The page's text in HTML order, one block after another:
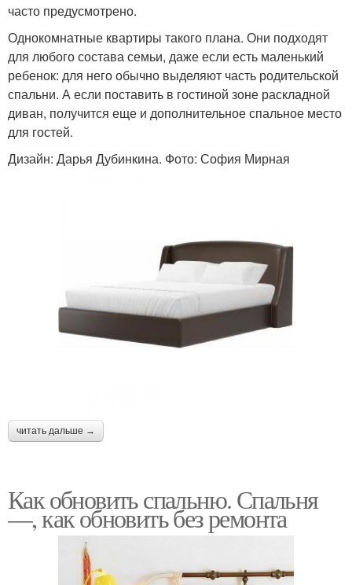
часто предусмотрено.
Однокомнатные квартиры такого плана. Они подходят
для любого состава семьи, даже если есть маленький
ребенок: для него обычно выделяют часть родительской
спальни. А если поставить в гостиной зоне раскладной
диван, получится еще и дополнительное спальное место
для гостей.
Дизайн: Дарья Дубинкина. Фото: София Мирная
читать дальше →
Как обновить спальню. Спальня
—, как обновить без ремонта